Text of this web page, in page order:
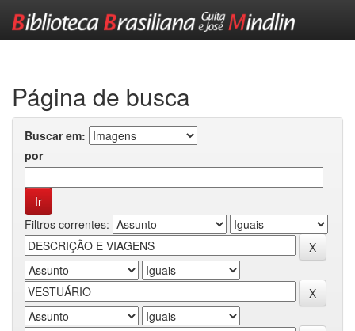
Página de busca
Buscar em:
por
Filtros correntes: